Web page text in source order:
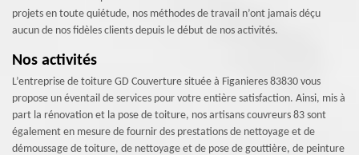
projets en toute quiétude, nos méthodes de travail n’ont jamais déçu
aucun de nos fidèles clients depuis le début de nos activités.
Nos activités
L’entreprise de toiture GD Couverture située à Figanieres 83830 vous
propose un éventail de services pour votre entière satisfaction. Ainsi, mis à
part la rénovation et la pose de toiture, nos artisans couvreurs 83 sont
également en mesure de fournir des prestations de nettoyage et de
démoussage de toiture, de nettoyage et de pose de gouttière, de peinture